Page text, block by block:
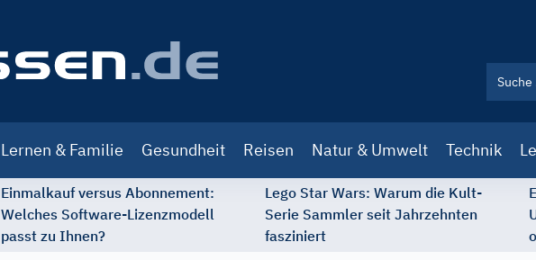
Lernen & Familie Gesundheit Reisen Natur & Umwelt Technik
Einmalkauf versus Abonnement:
Welches Software-Lizenzmodell
passt zu Ihnen?
Lego Star Wars: Warum die Kult-
Serie Sammler seit Jahrzehnten
fasziniert